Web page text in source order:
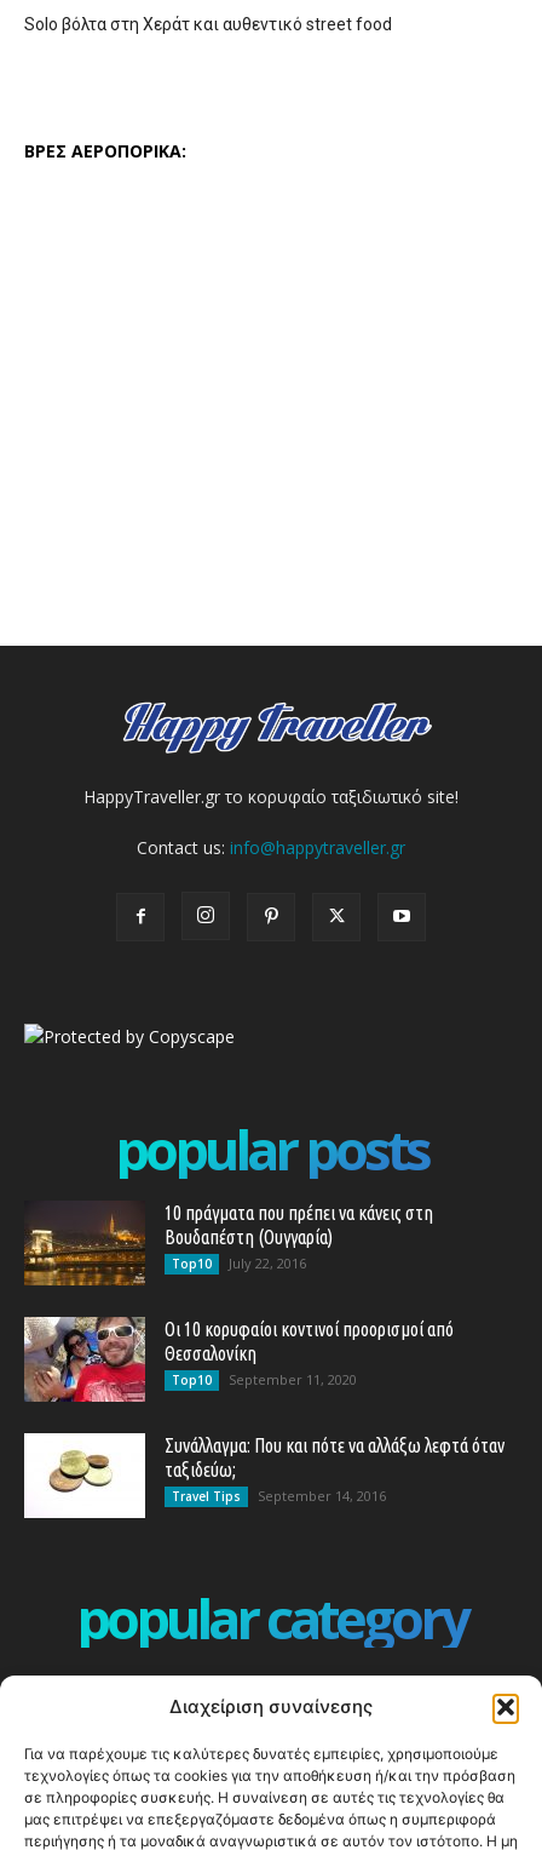
Διαχείριση συναίνεσης
Για να παρέχουμε τις καλύτερες δυνατές εμπειρίες, χρησιμοποιούμε
τεχνολογίες όπως τα cookies για την αποθήκευση ή/και την πρόσβαση
σε πληροφορίες συσκευής. Η συναίνεση σε αυτές τις τεχνολογίες θα
μας επιτρέψει να επεξεργαζόμαστε δεδομένα όπως η συμπεριφορά
περιήγησης ή τα μοναδικά αναγνωριστικά σε αυτόν τον ιστότοπο. Η μη
Solo βόλτα στη Χεράτ και αυθεντικό street food
ΒΡΕΣ ΑΕΡΟΠΟΡΙΚΑ:
HappyTraveller.gr το κορυφαίο ταξιδιωτικό site!
Contact us: info@happytraveller.gr
popular posts
10 πράγματα που πρέπει να κάνεις στη
Βουδαπέστη (Ουγγαρία)
Top10 July 22, 2016
Οι 10 κορυφαίοι κοντινοί προορισμοί από
Θεσσαλονίκη
Top10 September 11, 2020
Συνάλλαγμα: Που και πότε να αλλάξω λεφτά όταν
ταξιδεύω;
Travel Tips September 14, 2016
popular category
359
ΕΥΡΩΠΗ
332
ΚΟΣΜΟΣ - WORLD
328
Top10
303